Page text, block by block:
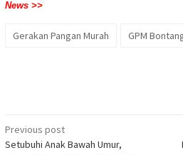
News >>
Gerakan Pangan Murah GPM
Post
Previous post
Setubuhi Anak Bawah Umur,